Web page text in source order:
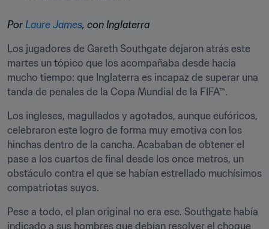
Por Laure James, con Inglaterra
Los jugadores de Gareth Southgate dejaron atrás este
martes un tópico que los acompañaba desde hacía
mucho tiempo: que Inglaterra es incapaz de superar una
tanda de penales de la Copa Mundial de la FIFA™.
Los ingleses, magullados y agotados, aunque eufóricos,
celebraron este logro de forma muy emotiva con los
hinchas dentro de la cancha. Acababan de obtener el
pase a los cuartos de final desde los once metros, un
obstáculo contra el que se habían estrellado muchísimos
compatriotas suyos.
Pese a todo, el plan original no era ese. Southgate había
indicado a sus hombres que debían resolver el choque